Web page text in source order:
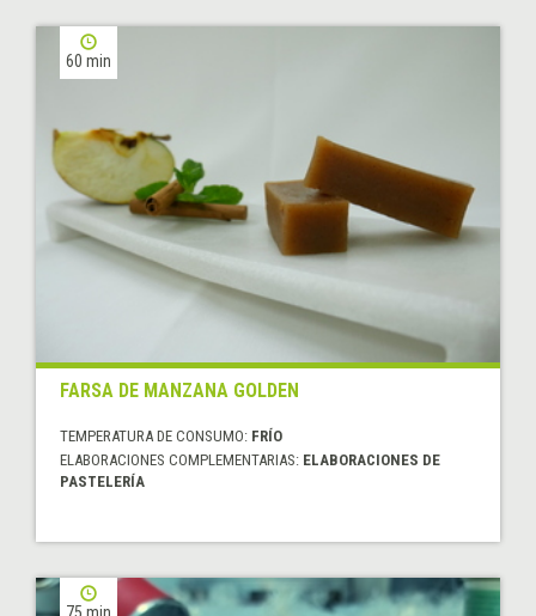
60 min
FARSA DE MANZANA GOLDEN
TEMPERATURA DE CONSUMO: FRÍO
ELABORACIONES COMPLEMENTARIAS: ELABORACIONES DE
PASTELERÍA